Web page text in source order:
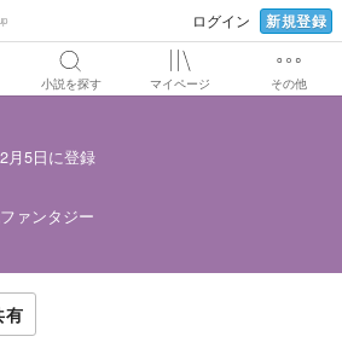
ログイン 新規登録
小説を探す マイページ その他
月5日に登録
ァンタジー
有